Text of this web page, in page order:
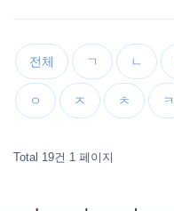
전체 ㄱ ㄴ
ㅇ ㅈ ㅊ ㅋ
Total 19건 1 페이지